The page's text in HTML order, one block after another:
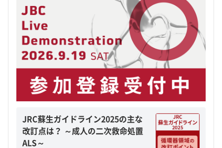
JRC蘇生ガイドライン2025の主な
改訂点は？ ～成人の二次救命処置
ALS～